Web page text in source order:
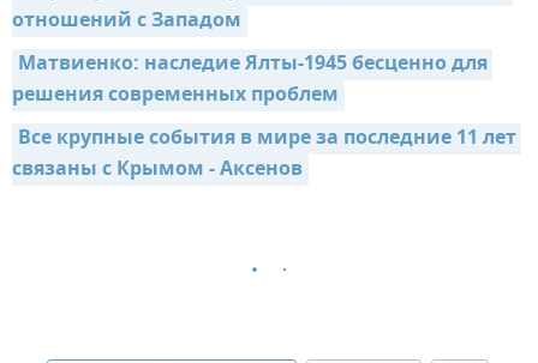
отношений с Западом
Матвиенко: наследие Ялты-1945 бесценно для
решения современных проблем
Все крупные события в мире за последние 11 лет
связаны с Крымом - Аксенов